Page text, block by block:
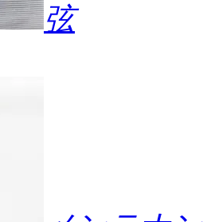
弦